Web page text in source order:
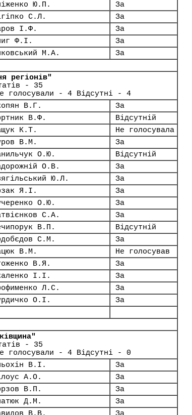
Ю.П.
За
С.Л.
За
І.Ф.
За
Ф.І.
За
М.А. За
регіонів"
- 35
голосували - 4 Відсутні - 4
В.Г.
За
В.Ф.
Відсутній
К.Т.
Не голосувала
В.М.
За
О.Ю.
Відсутній
О.В.
За
Ю.Л.
За
Я.І.
За
О.Ю.
За
С.А.
За
В.П.
Відсутній
С.М.
За
В.М.
Не голосував
В.Я.
За
І.І.
За
Л.С.
За
О.І.
За
- 35
- 4 Відсутні - 0
В.І.
За
А.О.
За
В.П.
За
Д.М.
За